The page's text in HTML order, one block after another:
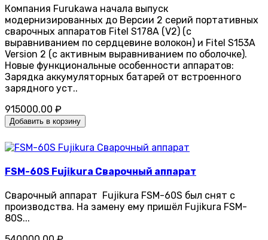
Компания Furukawa начала выпуск
модернизированных до Версии 2 серий портативных
сварочных аппаратов Fitel S178A (V2) (с
выравниванием по сердцевине волокон) и Fitel S153A
Version 2 (с активным выравниванием по оболочке).
Новые функциональные особенности аппаратов:
Зарядка аккумуляторных батарей от встроенного
зарядного уст..
915000.00 ₽
Добавить в корзину
FSM-60S Fujikura Сварочный аппарат
Сварочный аппарат Fujikura FSM-60S был снят с
производства. На замену ему пришёл Fujikura FSM-
80S...